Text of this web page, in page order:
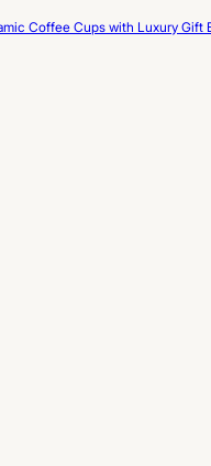
Coffee Cups with Luxury Gift